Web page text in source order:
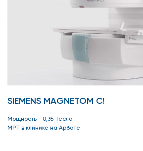
SIEMENS MAGNETOM C!
Мощность - 0,35 Тесла
МРТ в клинике на Арбате